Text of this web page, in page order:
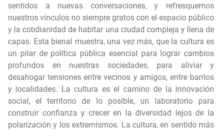
sentidos a nuevas conversaciones, y refresquemos
nuestros vínculos no siempre gratos con el espacio público
y la cotidianidad de habitar una ciudad compleja y llena de
capas. Esta bienal muestra, una vez más, que la cultura es
un pilar de política pública esencial para lograr cambios
profundos en nuestras sociedades, para aliviar y
desahogar tensiones entre vecinos y amigos, entre barrios
y localidades. La cultura es el camino de la innovación
social, el territorio de lo posible, un laboratorio para
construir confianza y crecer en la diversidad lejos de la
polarización y los extremismos. La cultura, en sentido más